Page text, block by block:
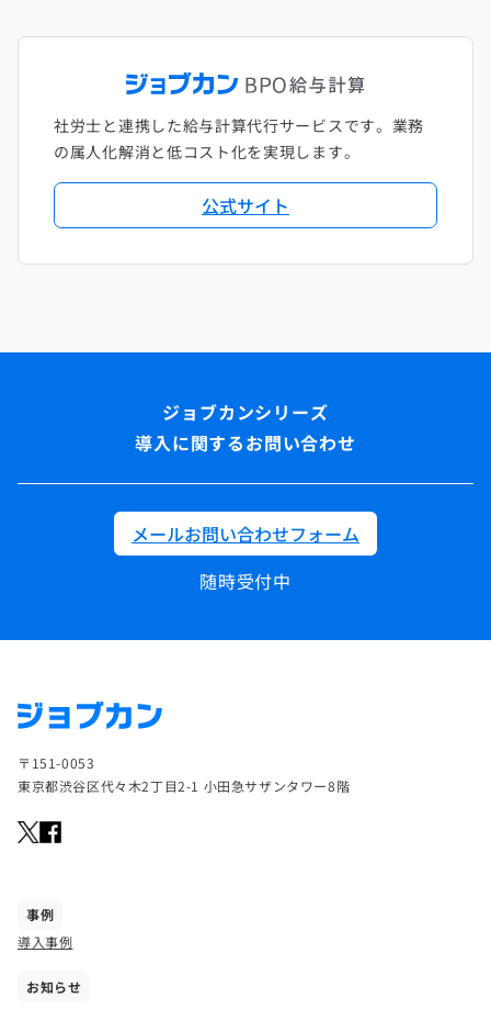
社労士と連携した給与計算代行サービスです。業務
の属人化解消と低コスト化を実現します。
公式サイト
導入に関するお問い合わせ
メールお問い合わせフォーム
随時受付中
〒151-0053
東京都渋谷区代々木2丁目2-1 小田急サザンタワー8階
事例
導入事例
お知らせ